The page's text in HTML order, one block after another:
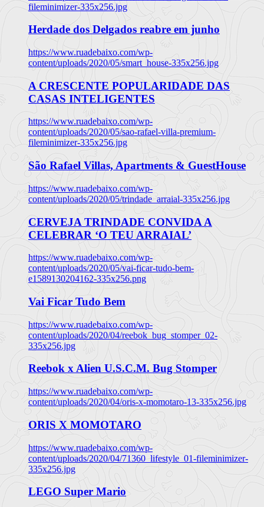
fileminimizer-335x256.jpg
Herdade dos Delgados reabre em junho
https://www.ruadebaixo.com/wp-
content/uploads/2020/05/smart_house-335x256.jpg
A CRESCENTE POPULARIDADE DAS
CASAS INTELIGENTES
https://www.ruadebaixo.com/wp-
content/uploads/2020/05/sao-rafael-villa-premium-
fileminimizer-335x256.jpg
São Rafael Villas, Apartments & GuestHouse
https://www.ruadebaixo.com/wp-
content/uploads/2020/05/trindade_arraial-335x256.jpg
CERVEJA TRINDADE CONVIDA A
CELEBRAR ‘O TEU ARRAIAL’
https://www.ruadebaixo.com/wp-
content/uploads/2020/05/vai-ficar-tudo-bem-
e1589130204162-335x256.png
Vai Ficar Tudo Bem
https://www.ruadebaixo.com/wp-
content/uploads/2020/04/reebok_bug_stomper_02-
335x256.jpg
Reebok x Alien U.S.C.M. Bug Stomper
https://www.ruadebaixo.com/wp-
content/uploads/2020/04/oris-x-momotaro-13-335x256.jpg
ORIS X MOMOTARO
https://www.ruadebaixo.com/wp-
content/uploads/2020/04/71360_lifestyle_01-fileminimizer-
335x256.jpg
LEGO Super Mario